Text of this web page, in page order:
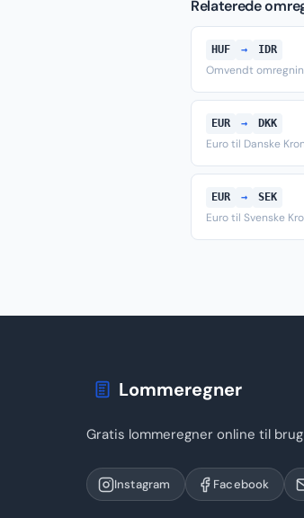
Relaterede
HUF → IDR
Omvendt
EUR → DKK
Euro til Danske
EUR → SEK
Euro til Svenske
Lommeregner
Gratis lommeregner online til
Instagram Facebook